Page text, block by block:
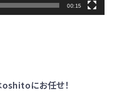
00:15
oshitoにお任せ！